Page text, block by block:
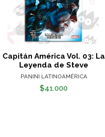
Capitán América Vol. 03: La
Leyenda de Steve
PANINI LATINOAMÉRICA
$41.000